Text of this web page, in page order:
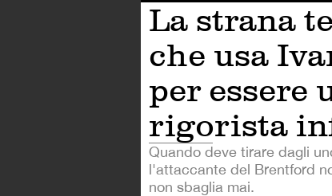
La strana
che usa
per essere
rigorista
Quando deve tirare dagli
l'attaccante del Brentford
non sbaglia mai.